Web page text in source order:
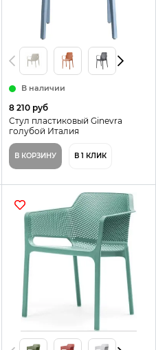
В наличии
8 210 руб
Стул пластиковый Ginevra
голубой Италия
В КОРЗИНУ В 1 КЛИК